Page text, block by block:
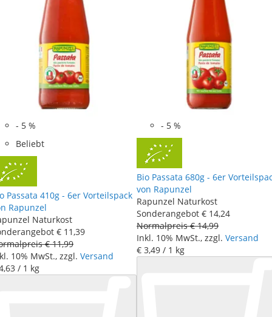
- 5 %
Beliebt
Passata 410g - 6er Vorteilspack
Rapunzel
Naturkost
€ 11,39
€ 11,99
10% MwSt., zzgl. Versand
,63 / 1 kg
- 5 %
Bio Passata 680g - 6er
von Rapunzel
Rapunzel Naturkost
Sonderangebot € 14,24
Normalpreis € 14,99
Inkl. 10% MwSt., zzgl. Versand
€ 3,49 / 1 kg